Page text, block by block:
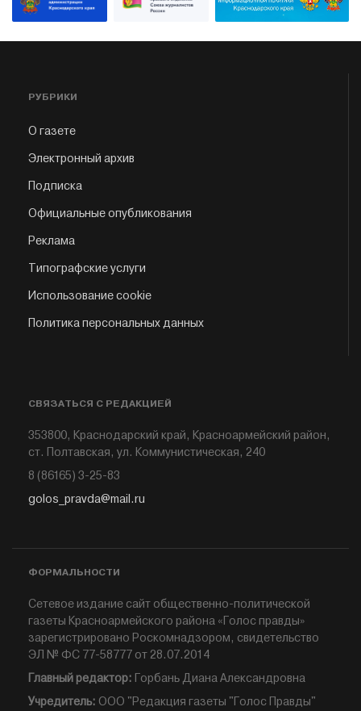
РУБРИКИ
О газете
Электронный архив
Подписка
Официальные опубликования
Реклама
Типографские услуги
Использование cookie
Политика персональных данных
СВЯЗАТЬСЯ С РЕДАКЦИЕЙ
353800, Краснодарский край, Красноармейский район,
ст. Полтавская, ул. Коммунистическая, 240
8 (86165) 3-25-83
golos_pravda@mail.ru
ФОРМАЛЬНОСТИ
Сетевое издание сайт общественно-политической
газеты Красноармейского района «Голос правды»
зарегистрировано Роскомнадзором, свидетельство
ЭЛ № ФС 77-58777 от 28.07.2014
Главный редактор: Горбань Диана Александровна
Учредитель: ООО "Редакция газеты "Голос Правды"